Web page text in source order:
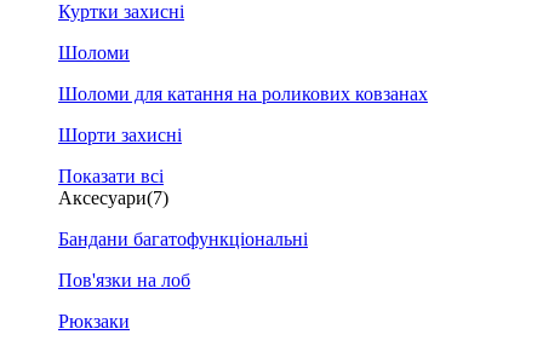
Куртки захисні
Шоломи
Шоломи для катання на роликових ковзанах
Шорти захисні
Показати всі
Аксесуари(7)
Бандани багатофункціональні
Пов'язки на лоб
Рюкзаки